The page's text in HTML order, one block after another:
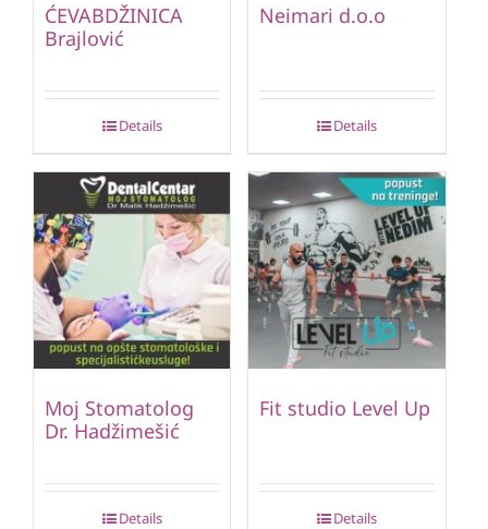
ĆEVABDŽINICA
Brajlović
Details
Neimari d.o.o
Details
Moj Stomatolog
Dr. Hadžimešić
Details
Fit studio Level Up
Details